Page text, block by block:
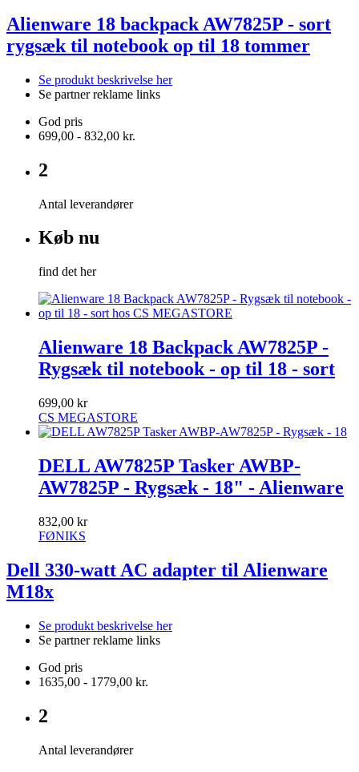
Alienware 18 backpack AW7825P - sort
rygsæk til notebook op til 18 tommer
Se produkt beskrivelse her
Se partner reklame links
God pris
699,00 - 832,00 kr.
2
Antal leverandører
Køb nu
find det her
Alienware 18 Backpack AW7825P -
Rygsæk til notebook - op til 18 - sort
699,00 kr
CS MEGASTORE
DELL AW7825P Tasker AWBP-
AW7825P - Rygsæk - 18" - Alienware
832,00 kr
FØNIKS
Dell 330-watt AC adapter til Alienware
M18x
Se produkt beskrivelse her
Se partner reklame links
God pris
1635,00 - 1779,00 kr.
2
Antal leverandører